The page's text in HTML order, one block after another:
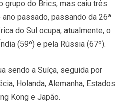
grupo do Brics, mas caiu três
passado, passando da 26ª
do Sul ocupa, atualmente, o
(59º) e pela Rússia (67º).
sendo a Suíça, seguida por
Holanda, Alemanha, Estados
Kong e Japão.